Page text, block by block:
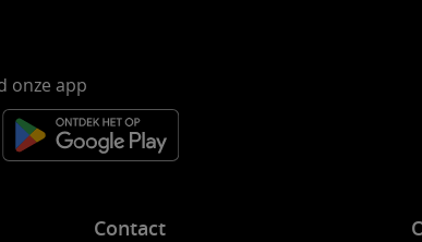
onze app
Contact